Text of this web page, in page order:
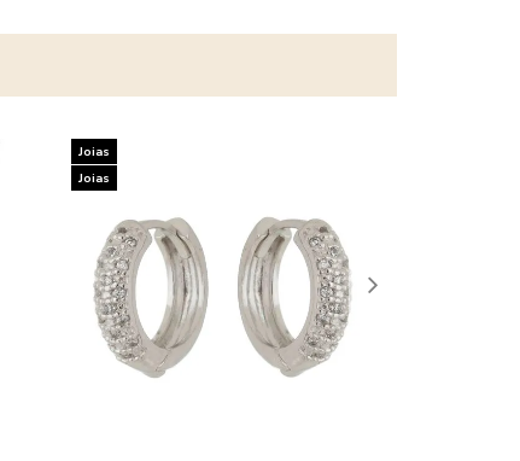
Joias
Joias